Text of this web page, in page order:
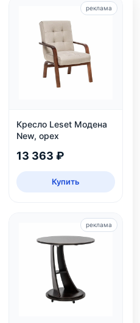
Кресло Leset Модена
New, орех
13 363 ₽
Купить
реклама
реклама